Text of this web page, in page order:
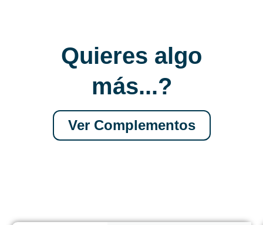
Quieres algo
más...?
Ver Complementos